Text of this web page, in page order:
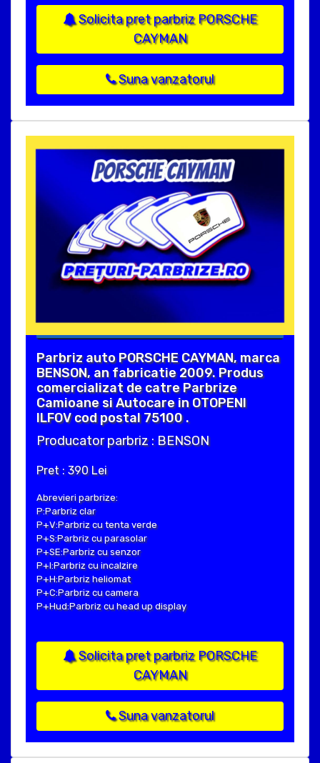
Solicita pret parbriz PORSCHE
CAYMAN
Suna vanzatorul
Parbriz auto PORSCHE CAYMAN, marca
BENSON, an fabricatie 2009. Produs
comercializat de catre Parbrize
Camioane si Autocare in OTOPENI
ILFOV cod postal 75100 .
Producator parbriz : BENSON
Pret : 390 Lei
Abrevieri parbrize:
P:Parbriz clar
P+V:Parbriz cu tenta verde
P+S:Parbriz cu parasolar
P+SE:Parbriz cu senzor
P+I:Parbriz cu incalzire
P+H:Parbriz heliomat
P+C:Parbriz cu camera
P+Hud:Parbriz cu head up display
Solicita pret parbriz PORSCHE
CAYMAN
Suna vanzatorul